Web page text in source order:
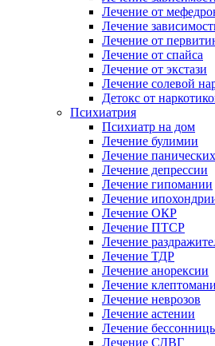
Лечение от
Лечение
Лечение от
Лечение от спайса
Лечение от экстази
Лечение солевой
Детокс от
Психиатрия
Психиатр на дом
Лечение булимии
Лечение
Лечение депрессии
Лечение гипомании
Лечение
Лечение ОКР
Лечение ПТСР
Лечение
Лечение ТДР
Лечение анорексии
Лечение
Лечение неврозов
Лечение астении
Лечение
Лечение СДВГ